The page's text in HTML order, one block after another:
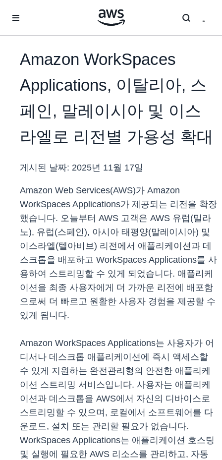
Amazon WorkSpaces
Applications, 이탈리아, 스
페인, 말레이시아 및 이스
라엘로 리전별 가용성 확대
게시된 날짜: 2025년 11월 17일
Amazon Web Services(AWS)가 Amazon
WorkSpaces Applications가 제공되는 리전을 확장
했습니다. 오늘부터 AWS 고객은 AWS 유럽(밀라
노), 유럽(스페인), 아시아 태평양(말레이시아) 및
이스라엘(텔아비브) 리전에서 애플리케이션과 데
스크톱을 배포하고 WorkSpaces Applications를 사
용하여 스트리밍할 수 있게 되었습니다. 애플리케
이션을 최종 사용자에게 더 가까운 리전에 배포함
으로써 더 빠르고 원활한 사용자 경험을 제공할 수
있게 됩니다.
Amazon WorkSpaces Applications는 사용자가 어
디서나 데스크톱 애플리케이션에 즉시 액세스할
수 있게 지원하는 완전관리형의 안전한 애플리케
이션 스트리밍 서비스입니다. 사용자는 애플리케
이션과 데스크톱을 AWS에서 자신의 디바이스로
스트리밍할 수 있으며, 로컬에서 소프트웨어를 다
운로드, 설치 또는 관리할 필요가 없습니다.
WorkSpaces Applications는 애플리케이션 호스팅
및 실행에 필요한 AWS 리소스를 관리하고, 자동